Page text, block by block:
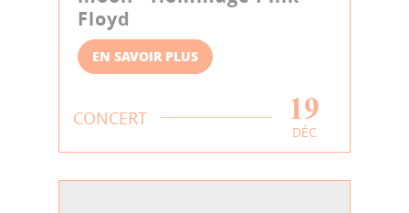
Floyd
EN SAVOIR PLUS
CONCERT 19
DÉC